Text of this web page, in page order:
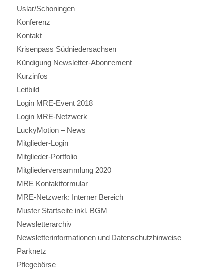
Uslar/Schoningen
Konferenz
Kontakt
Krisenpass Südniedersachsen
Kündigung Newsletter-Abonnement
Kurzinfos
Leitbild
Login MRE-Event 2018
Login MRE-Netzwerk
LuckyMotion – News
Mitglieder-Login
Mitglieder-Portfolio
Mitgliederversammlung 2020
MRE Kontaktformular
MRE-Netzwerk: Interner Bereich
Muster Startseite inkl. BGM
Newsletterarchiv
Newsletterinformationen und Datenschutzhinweise
Parknetz
Pflegebörse